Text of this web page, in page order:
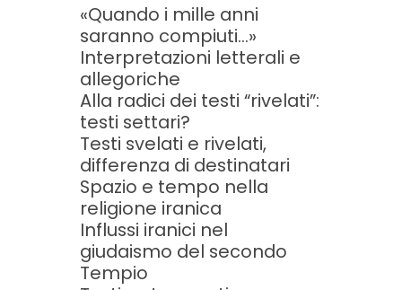
«Quando i mille anni
saranno compiuti...»
Interpretazioni letterali e
allegoriche
Alla radici dei testi “rivelati”:
testi settari?
Testi svelati e rivelati,
differenza di destinatari
Spazio e tempo nella
religione iranica
Influssi iranici nel
giudaismo del secondo
Tempio